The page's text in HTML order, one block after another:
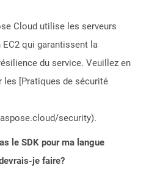
Cloud utilise les serveurs
qui garantissent la
du service. Veuillez en
les [Pratiques de sécurité
security).
le SDK pour ma langue
je faire?